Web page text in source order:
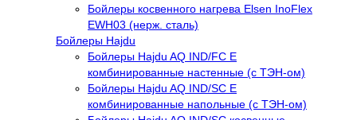
Бойлеры косвенного нагрева Elsen InoFlex
EWH03 (нерж. сталь)
Бойлеры Hajdu
Бойлеры Hajdu AQ IND/FC E
комбинированные настенные (с ТЭН-ом)
Бойлеры Hajdu AQ IND/SC E
комбинированные напольные (с ТЭН-ом)